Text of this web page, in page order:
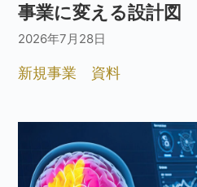
事業に変える設計図
2026年7月28日
新規事業 資料